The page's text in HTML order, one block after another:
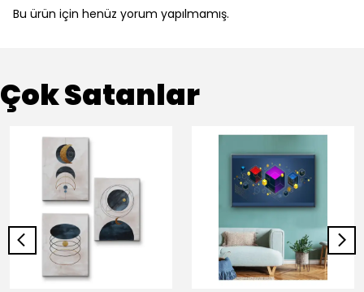
Bu ürün için henüz yorum yapılmamış.
Çok Satanlar